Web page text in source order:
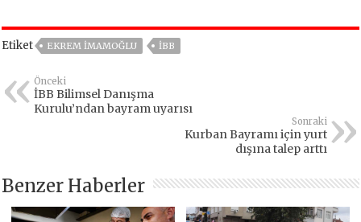
Etiket EKREM İMAMOĞLU IBB
Önceki
İBB Bilimsel Danışma
Kurulu’ndan bayram uyarısı
Sonraki
Kurban Bayramı için yurt
dışına talep arttı
Benzer Haberler